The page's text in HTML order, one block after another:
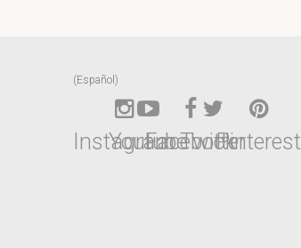
(Español)
Instagram
Youtube
Facebook
TwitterPinterest